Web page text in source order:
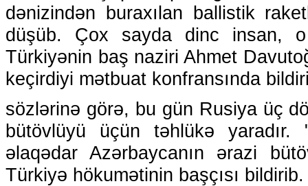
dənizindən buraxılan ballistik
düşüb. Çox sayda dinc insan,
Türkiyənin baş naziri Ahmet
keçirdiyi mətbuat konfransında
sözlərinə görə, bu gün Rusiya üç
bütövlüyü üçün təhlükə yaradır.
əlaqədar Azərbaycanın ərazi
Türkiyə hökumətinin başçısı bildirib.